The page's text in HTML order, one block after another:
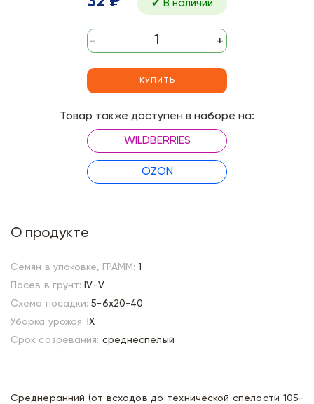
✔ В наличии
- +
КУПИТЬ
Товар также доступен в наборе на:
WILDBERRIES
OZON
О продукте
Семян в упаковке, ГРАММ: 1
Посев в грунт: IV-V
Схема посадки: 5-6х20-40
Уборка урожая: IX
Срок созревания: среднеспелый
Среднеранний (от всходов до технической спелости 105-